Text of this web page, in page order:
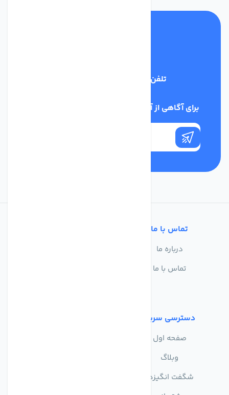
تلفن پشتیبانی
برای آگاهی از آخرین اخبار در خبرنامه ما عضو شوید
تماس با ما
درباره ما
تماس با ما
دسترسی سریع
صفحه اول
وبلاگ
شگفت انگیزها